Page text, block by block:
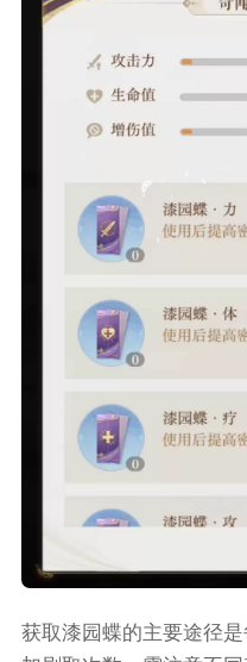
获取漆园蝶的主要途径